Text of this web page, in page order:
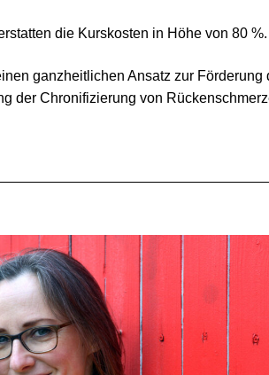
die Kurskosten in Höhe von 80 %.
ganzheitlichen Ansatz zur Förderung
der Chronifizierung von